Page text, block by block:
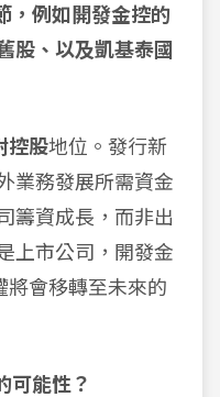
，例如開發金控的
股、以及凱基泰國
控股地位。發行新
業務發展所需資金
籌資成長，而非出
上市公司，開發金
將會移轉至未來的
可能性？